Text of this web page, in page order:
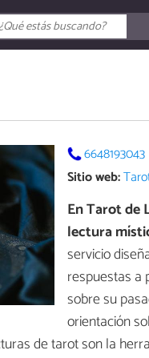
6648193043
Sitio web:
En Tarot de
lectura
servicio
respuestas a
sobre su
orientación
de tarot son la